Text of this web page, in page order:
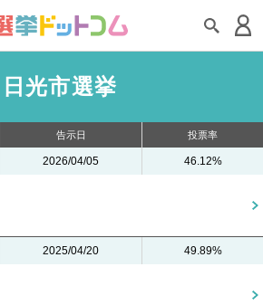
日光市選挙
告示日 投票率
2026/04/05 46.12%
2025/04/20 49.89%